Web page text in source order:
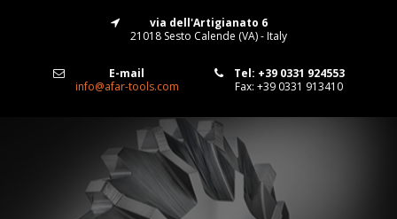
via dell'Artigianato 6
21018 Sesto Calende (VA) - Italy
E-mail
info@afar-tools.com
Tel: +39 0331 924553
Fax: +39 0331 913410